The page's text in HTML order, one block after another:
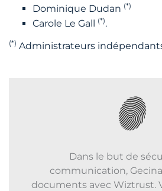
Dominique Dudan (*)
Carole Le Gall (*).
(*) Administrateurs
Dans le but de
communication,
documents avec Wiztrust.